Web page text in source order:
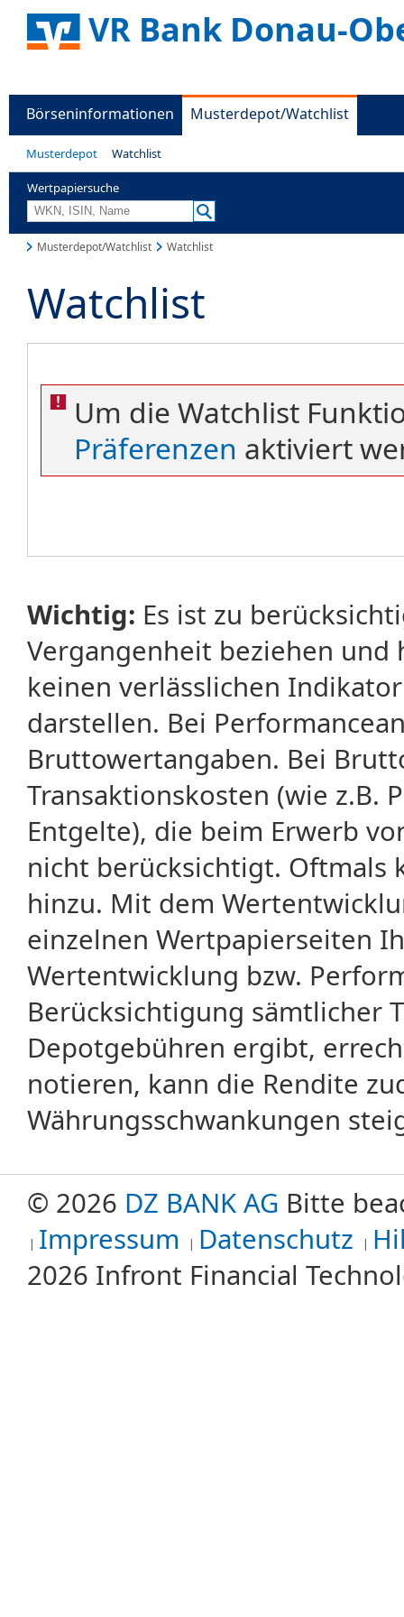
VR Bank Donau-
Börseninformationen Musterdepot/Watchlist
Musterdepot Watchlist
Wertpapiersuche
Musterdepot/Watchlist Watchlist
Watchlist
Um die Watchlist
Präferenzen aktiviert
Wichtig: Es ist zu
Vergangenheit beziehen
keinen verlässlichen
darstellen. Bei
Bruttowertangaben. Bei
Transaktionskosten (wie z.B.
Entgelte), die beim Erwerb
nicht berücksichtigt. Oftmals
hinzu. Mit dem
einzelnen Wertpapierseiten
Wertentwicklung bzw.
Berücksichtigung sämtlicher
Depotgebühren ergibt,
notieren, kann die Rendite
Währungsschwankungen
© 2026 DZ BANK AG Bitte
Impressum
Datenschutz
2026 Infront Financial